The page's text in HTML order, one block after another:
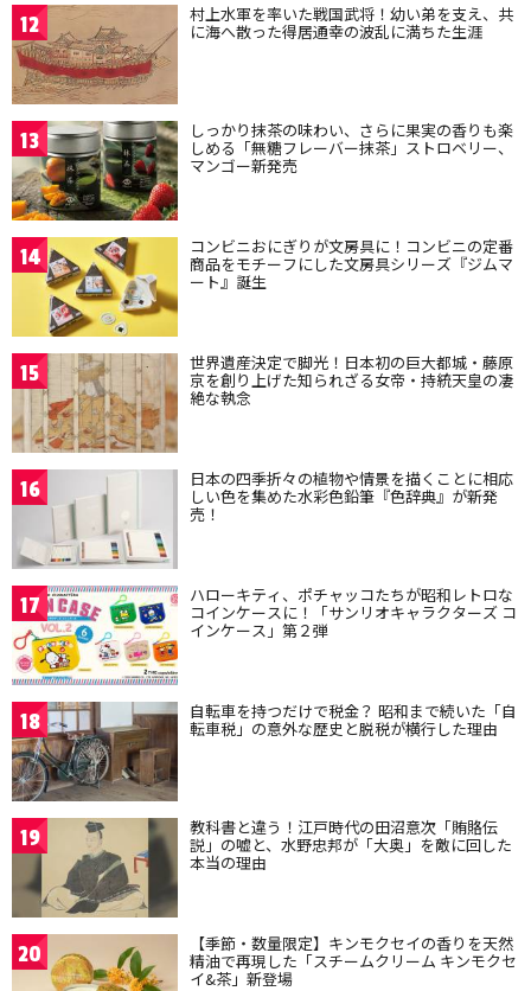
12 村上水軍を率いた戦国武将！幼い弟を支え、共
に海へ散った得居通幸の波乱に満ちた生涯
13 しっかり抹茶の味わい、さらに果実の香りも楽
しめる「無糖フレーバー抹茶」ストロベリー、
マンゴー新発売
14 コンビニおにぎりが文房具に！コンビニの定番
商品をモチーフにした文房具シリーズ『ジムマ
ート』誕生
15 世界遺産決定で脚光！日本初の巨大都城・藤原
京を創り上げた知られざる女帝・持統天皇の凄
絶な執念
16 日本の四季折々の植物や情景を描くことに相応
しい色を集めた水彩色鉛筆『色辞典』が新発
売！
17 ハローキティ、ポチャッコたちが昭和レトロな
コインケースに！「サンリオキャラクターズ コ
インケース」第２弾
18 自転車を持つだけで税金？ 昭和まで続いた「自
転車税」の意外な歴史と脱税が横行した理由
19 教科書と違う！江戸時代の田沼意次「賄賂伝
説」の嘘と、水野忠邦が「大奥」を敵に回した
本当の理由
20 【季節・数量限定】キンモクセイの香りを天然
精油で再現した「スチームクリーム キンモクセ
イ&茶」新登場